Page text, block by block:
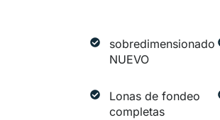
sobredimensionado
NUEVO
Lonas de fondeo
completas